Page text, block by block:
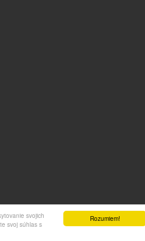
Rozumiem!
svojich
svoj súhlas sAll Rights Reserved.